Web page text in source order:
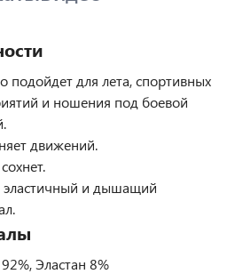
подойдет для лета, спортивных
и ношения под боевой
движений.
эластичный и дышащий
Эластан 8%